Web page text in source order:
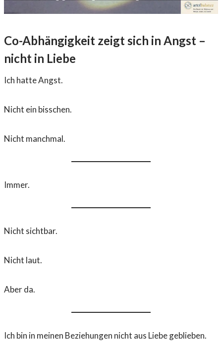
Co-Abhängigkeit zeigt sich in Angst –
nicht in Liebe
Ich hatte Angst.
Nicht ein bisschen.
Nicht manchmal.
Immer.
Nicht sichtbar.
Nicht laut.
Aber da.
Ich bin in meinen Beziehungen nicht aus Liebe geblieben.